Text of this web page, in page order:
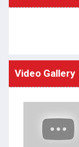
Video Gallery